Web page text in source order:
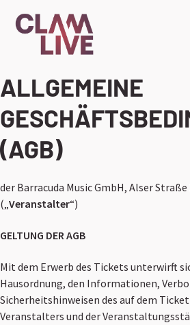
ALLGEMEINE
(AGB)
der Barracuda Music GmbH, Alser Straße
(„Veranstalter“)
GELTUNG DER AGB
Mit dem Erwerb des Tickets unterwirft
Hausordnung, den Informationen,
Sicherheitshinweisen des auf dem
Veranstalters und der